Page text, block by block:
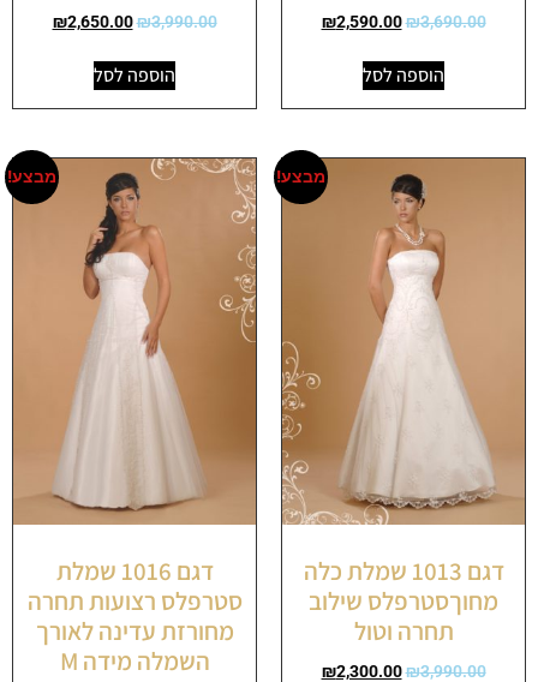
₪3,690.00
₪2,590.00
הוספה לסל
₪3,990.00
₪2,650.00
הוספה לסל
מבצע!
דגם 1013 שמלת כלה
מחוךסטרפלס שילוב
תחרה וטול
₪3,990.00
₪2,300.00
מבצע!
דגם 1016 שמלת
סטרפלס רצועות תחרה
מחורזת עדינה לאורך
השמלה מידה M